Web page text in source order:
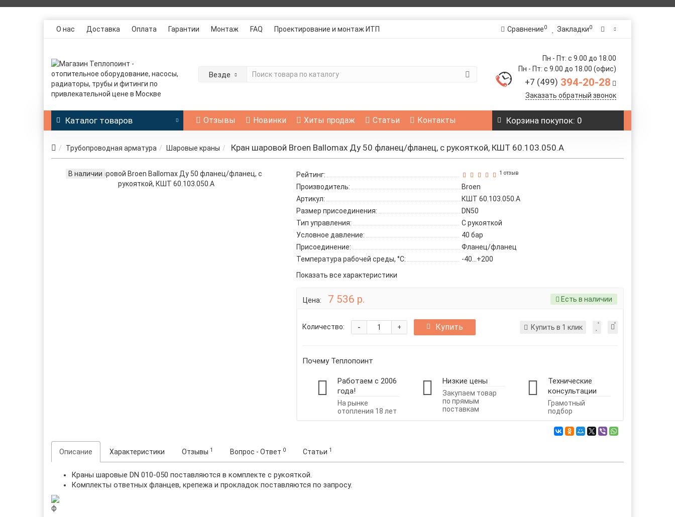
О нас Доставка Оплата Гарантии Монтаж FAQ Проектирование и монтаж ИТП Сравнение0 Закладки0
Везде
Пн - Пт: с 9.00 до 18.00
Пн - Пт: с 9.00 до 18.00 (офис)
+7 (499) 394-20-28
Заказать обратный звонок
Каталог товаров Отзывы Новинки Хиты продаж Статьи Контакты Корзинапокупок: 0
Трубопроводная арматура Шаровые краны Кран шаровой Broen Ballomax Ду 50 фланец/фланец, с рукояткой, КШТ 60.103.050.А
В наличии Рейтинг: 1 отзыв
Производитель:
Broen
Артикул:
КШТ 60.103.050.А
Размер присоединения:
DN50
Тип управления:
С рукояткой
Условное давление:
40 бар
Присоединение:
Фланец/фланец
Температура рабочей среды, °C:
-40...+200
Показать все характеристики
Цена: 7 536 р. Есть в наличии
Количество: +
- Купить Купить в 1 клик
Почему Теплопоинт
Работаем с 2006
года!
На рынке
отопления 18 лет
Низкие цены
Закупаем товар
по прямым
поставкам
Технические
консультации
Грамотный
подбор
Описание Характеристики Отзывы 1 Вопрос - Ответ 0 Статьи 1
Краны шаровые DN 010-050 поставляются в комплекте с рукояткой.
Комплекты ответных фланцев, крепежа и прокладок поставляются по запросу.
ф